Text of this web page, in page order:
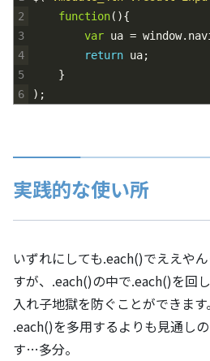
2
3
4
5
6
function( ){
var ua = window.
return ua;
}
) ;
実践的な使い所
いずれにしても.each()でええや
すが、.each()の中で.each()を回
入れ子地獄を防ぐことができます。
.each()を多用するよりも見通し
す…多分。